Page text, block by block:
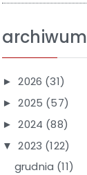
archiwum
► 2026 (31)
► 2025 (57)
► 2024 (88)
▼ 2023 (122)
grudnia (11)